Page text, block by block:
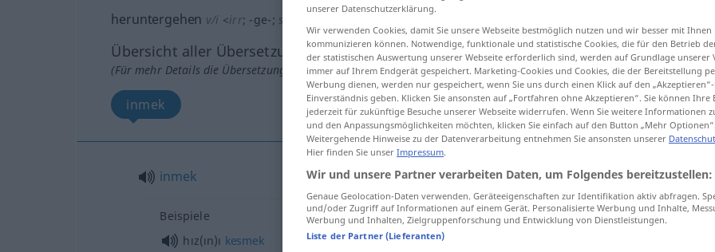
heruntergehen v/i <irr; -ge-; s.
Übersicht aller Übersetzungen
(Für mehr Details die Übersetzung anklicken/antippen)
inmek
inmek heruntergehen
Beispiele
hız(ın)ı kesmek
unserer Datenschutzerklärung.
Wir verwenden Cookies, damit Sie unsere Webseite bestmöglich nutzen und wir besser mit Ihnen
kommunizieren können. Notwendige, funktionale und statistische Cookies, die für den Betrieb
der statistischen Auswertung unserer Webseite erforderlich sind, werden auf Grundlage unserer
immer auf Ihrem Endgerät gespeichert. Marketing-Cookies und Cookies, die der Bereitstellung
Werbung dienen, werden nur gespeichert, wenn Sie uns durch einen Klick auf den
Einverständnis geben. Klicken Sie ansonsten auf „Fortfahren ohne Akzeptieren“. Sie können Ihre
jederzeit für zukünftige Besuche unserer Webseite widerrufen. Wenn Sie weitere Informationen
und den Anpassungsmöglichkeiten möchten, klicken Sie einfach auf den Button „Mehr Optionen“.
Weitergehende Hinweise zu der Datenverarbeitung entnehmen Sie ansonsten unserer
Hier finden Sie unser Impressum.
Wir und unsere Partner verarbeiten Daten, um Folgendes bereitzustellen:
Genaue Geolocation-Daten verwenden. Geräteeigenschaften zur Identifikation aktiv abfragen.
und/oder Zugriff auf Informationen auf einem Gerät. Personalisierte Werbung und Inhalte,
Werbung und Inhalten, Zielgruppenforschung und Entwicklung von Dienstleistungen.
Liste der Partner (Lieferanten)